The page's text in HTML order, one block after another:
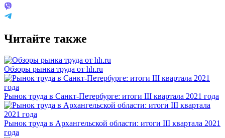
Читайте также
Обзоры рынка труда от hh.ru
Рынок труда в Санкт-Петербурге: итоги III квартала 2021 года
Рынок труда в Архангельской области: итоги III квартала 2021
года